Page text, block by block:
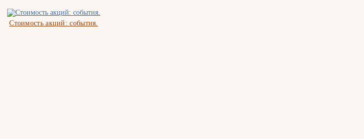
Стоимость акций: события.